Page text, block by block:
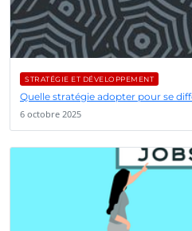
STRATÉGIE ET DÉVELOPPEMENT
Quelle stratégie adopter pour se
6 octobre 2025